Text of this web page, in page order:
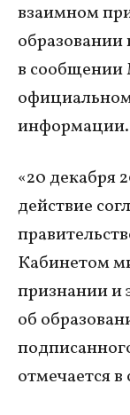
взаимном
образовании
в
информации.
«20 декабря
действие
Кабинетом
признании и
об
отмечается